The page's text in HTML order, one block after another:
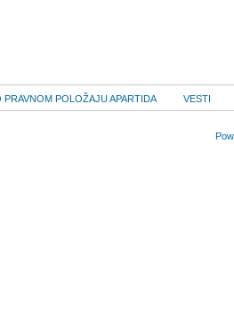
PRAVNOM POLOŽAJU APARTIDA VESTI